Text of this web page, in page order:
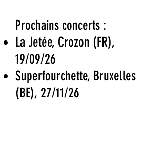
Prochains concerts :
La Jetée, Crozon (FR),
19/09/26
Superfourchette, Bruxelles
(BE), 27/11/26